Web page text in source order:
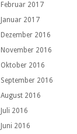
Februar 2017
Januar 2017
Dezember 2016
November 2016
Oktober 2016
September 2016
August 2016
Juli 2016
Juni 2016